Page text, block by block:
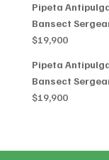
Pipeta
Bansect
$19,900
Pipeta
Bansect
$19,900